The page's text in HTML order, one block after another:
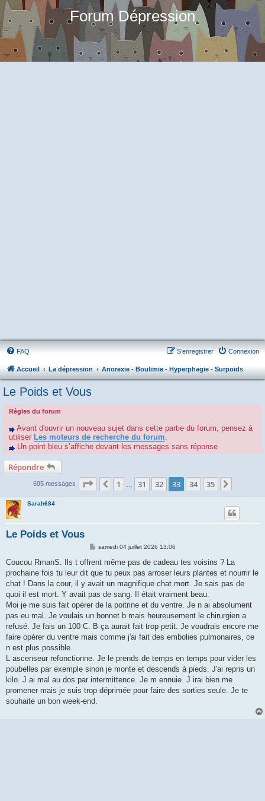
Forum Dépression
FAQ Connexion
S’enregistrer
Accueil La dépression Anorexie - Boulimie - Hyperphagie - Surpoids
Le Poids et Vous
Règles du forum
Avant d'ouvrir un nouveau sujet dans cette partie du forum, pensez à
utiliser Les moteurs de recherche du forum.
Un point bleu s’affiche devant les messages sans réponse
Répondre
695 messages Page 33 sur 35
Précédente
1 31 32 33 34 35
Sarah684
Le Poids et Vous
M
s
a
g
samedi 04 juillet 2026 13:06
Coucou RmanS. Ils t offrent même pas de cadeau tes voisins ? La
prochaine fois tu leur dit que tu peux pas arroser leurs plantes et nourrir le
chat ! Dans la cour, il y avait un magnifique chat mort. Je sais pas de
quoi il est mort. Y avait pas de sang. Il était vraiment beau.
Moi je me suis fait opérer de la poitrine et du ventre. Je n ai absolument
pas eu mal. Je voulais un bonnet b mais heureusement le chirurgien a
refusé. Je fais un 100 C. B ça aurait fait trop petit. Je voudrais encore me
faire opérer du ventre mais comme j'ai fait des embolies pulmonaires, ce
n est plus possible.
L ascenseur refonctionne. Je le prends de temps en temps pour vider les
poubelles par exemple sinon je monte et descends à pieds. J'ai repris un
kilo. J ai mal au dos par intermittence. Je m ennuie. J irai bien me
promener mais je suis trop déprimée pour faire des sorties seule. Je te
souhaite un bon week-end.